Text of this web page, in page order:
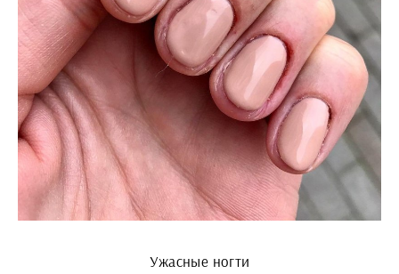
Ужасные ногти